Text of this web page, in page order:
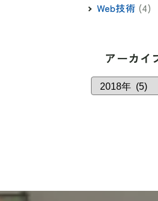
Web技術 (4)
アーカイ